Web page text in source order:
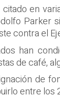
en
Parker
contra el
han
de café,
de
entre los